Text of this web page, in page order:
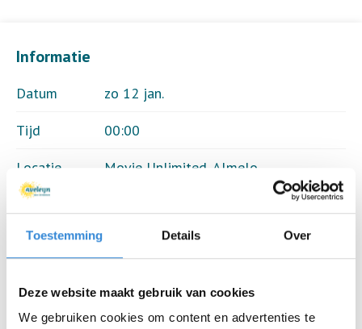
Toestemming Details Over
Deze website maakt gebruik van cookies
We gebruiken cookies om content en advertenties te
Informatie
Datum
zo 12 jan.
Tijd
00:00
Locatie
Movie Unlimited, Almelo
Thema
Kosten